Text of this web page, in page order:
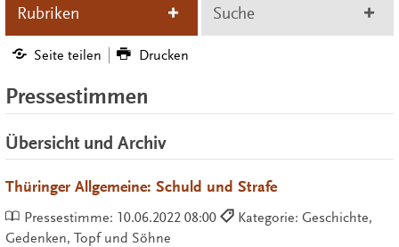
Rubriken Suche
Seite teilen Drucken
Pressestimmen
Übersicht und Archiv
Thüringer Allgemeine: Schuld und Strafe
Pressestimme: 10.06.2022 08:00
Kategorie: Geschichte,
Gedenken, Topf und Söhne